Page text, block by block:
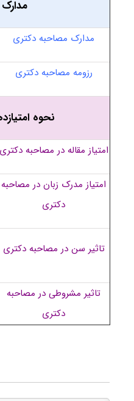
مدارک
مدارک مصاحبه دکتری
رزومه مصاحبه دکتری
نحوه
امتیاز مقاله در مصاحبه دکتری
امتیاز مدرک زبان در مصاحبه
دکتری
تاثیر سن در مصاحبه دکتری
تاثیر مشروطی در مصاحبه
دکتری